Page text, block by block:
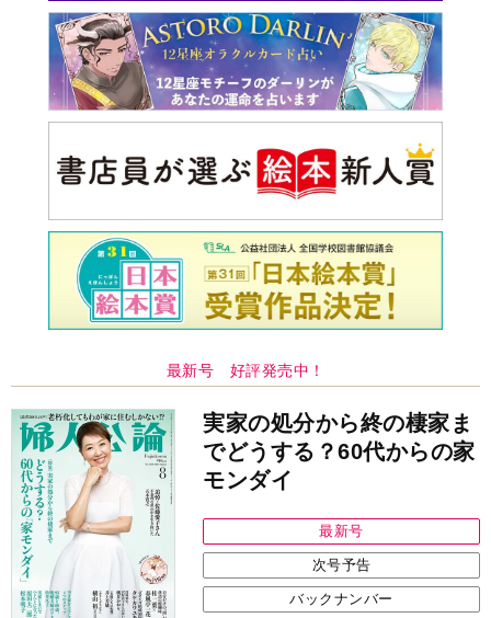
最新号 好評発売中！
実家の処分から終の棲家ま
でどうする？60代からの家
モンダイ
最新号
次号予告
バックナンバー